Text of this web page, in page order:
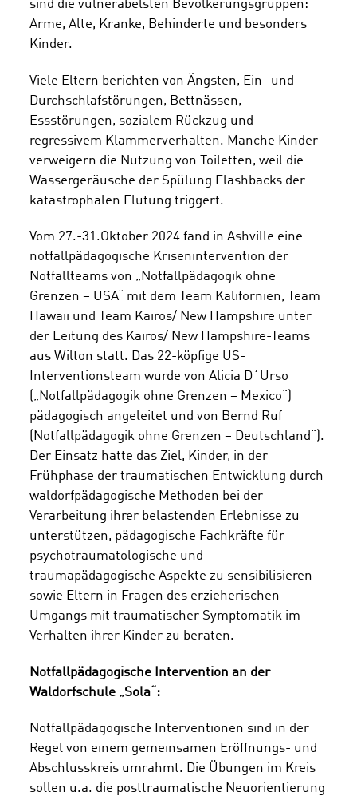
sind die vulnerabelsten Bevölkerungsgruppen:
Arme, Alte, Kranke, Behinderte und besonders
Kinder.
Viele Eltern berichten von Ängsten, Ein- und
Durchschlafstörungen, Bettnässen,
Essstörungen, sozialem Rückzug und
regressivem Klammerverhalten. Manche Kinder
verweigern die Nutzung von Toiletten, weil die
Wassergeräusche der Spülung Flashbacks der
katastrophalen Flutung triggert.
Vom 27.-31.Oktober 2024 fand in Ashville eine
notfallpädagogische Krisenintervention der
Notfallteams von „Notfallpädagogik ohne
Grenzen – USA“ mit dem Team Kalifornien, Team
Hawaii und Team Kairos/ New Hampshire unter
der Leitung des Kairos/ New Hampshire-Teams
aus Wilton statt. Das 22-köpfige US-
Interventionsteam wurde von Alicia D´Urso
(„Notfallpädagogik ohne Grenzen – Mexico“)
pädagogisch angeleitet und von Bernd Ruf
(Notfallpädagogik ohne Grenzen – Deutschland“).
Der Einsatz hatte das Ziel, Kinder, in der
Frühphase der traumatischen Entwicklung durch
waldorfpädagogische Methoden bei der
Verarbeitung ihrer belastenden Erlebnisse zu
unterstützen, pädagogische Fachkräfte für
psychotraumatologische und
traumapädagogische Aspekte zu sensibilisieren
sowie Eltern in Fragen des erzieherischen
Umgangs mit traumatischer Symptomatik im
Verhalten ihrer Kinder zu beraten.
Notfallpädagogische Intervention an der
Waldorfschule „Sola“:
Notfallpädagogische Interventionen sind in der
Regel von einem gemeinsamen Eröffnungs- und
Abschlusskreis umrahmt. Die Übungen im Kreis
sollen u.a. die posttraumatische Neuorientierung